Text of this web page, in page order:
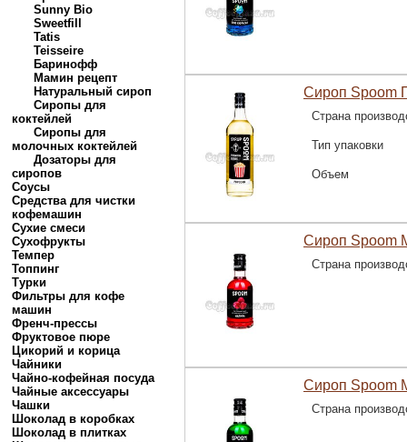
Sunny Bio
Sweetfill
Tatis
Teisseire
Баринофф
Мамин рецепт
Натуральный сироп
Сиропы для
коктейлей
Сиропы для
молочных коктейлей
Дозаторы для
сиропов
Соусы
Средства для чистки
кофемашин
Сухие смеси
Сухофрукты
Темпер
Топпинг
Турки
Фильтры для кофе
машин
Френч-прессы
Фруктовое пюре
Цикорий и корица
Чайники
Чайно-кофейная посуда
Чайные аксессуары
Чашки
Шоколад в коробках
Шоколад в плитках
Сироп Spoom
Страна
Тип упаковки
Объем
Сироп Spoom
Страна
Сироп Spoom
Страна